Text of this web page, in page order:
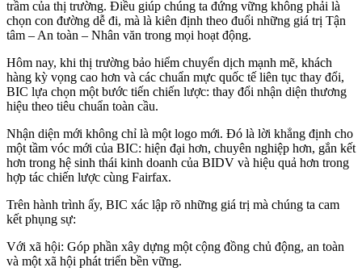
trầm của thị trường. Điều giúp chúng ta đứng vững không phải là
chọn con đường dễ đi, mà là kiên định theo đuổi những giá trị Tận
tâm – An toàn – Nhân văn trong mọi hoạt động.
Hôm nay, khi thị trường bảo hiểm chuyển dịch mạnh mẽ, khách
hàng kỳ vọng cao hơn và các chuẩn mực quốc tế liên tục thay đổi,
BIC lựa chọn một bước tiến chiến lược: thay đổi nhận diện thương
hiệu theo tiêu chuẩn toàn cầu.
Nhận diện mới không chỉ là một logo mới. Đó là lời khẳng định cho
một tầm vóc mới của BIC: hiện đại hơn, chuyên nghiệp hơn, gắn kết
hơn trong hệ sinh thái kinh doanh của BIDV và hiệu quả hơn trong
hợp tác chiến lược cùng Fairfax.
Trên hành trình ấy, BIC xác lập rõ những giá trị mà chúng ta cam
kết phụng sự:
Với xã hội: Góp phần xây dựng một cộng đồng chủ động, an toàn
và một xã hội phát triển bền vững.